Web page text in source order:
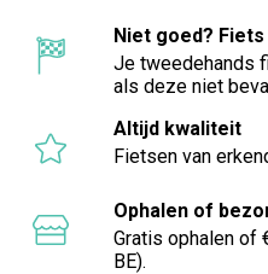
Niet goed?
Je tweedehands
als deze niet
Altijd kwaliteit
Fietsen van
Ophalen of
Gratis ophalen of
BE).